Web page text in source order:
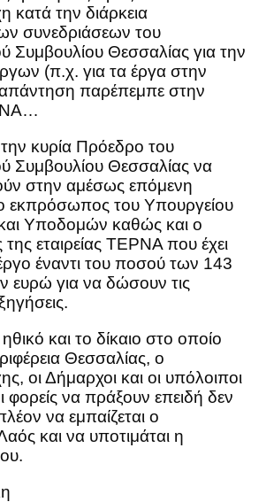
κατά την διάρκεια
συνεδριάσεων του
Συμβουλίου Θεσσαλίας για την
(π.χ. για τα έργα στην
παρέπεμπε στην
την κυρία Πρόεδρο του
Συμβουλίου Θεσσαλίας να
στην αμέσως επόμενη
εκπρόσωπος του Υπουργείου
Υποδομών καθώς και ο
εταιρείας ΤΕΡΝΑ που έχει
έναντι του ποσού των 143
ευρώ για να δώσουν τις
και το δίκαιο στο οποίο
Θεσσαλίας, ο
οι Δήμαρχοι και οι υπόλοιποι
φορείς να πράξουν επειδή δεν
να εμπαίζεται ο
και να υποτιμάται η